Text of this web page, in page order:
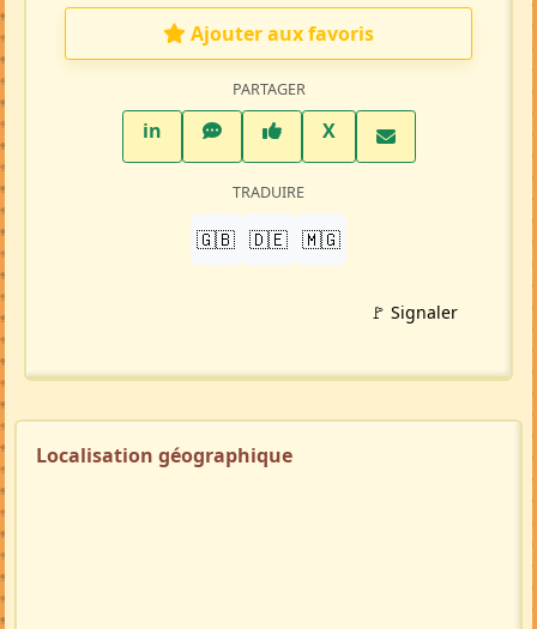
Ajouter aux favoris
PARTAGER
inLinkedInWhatsAppFacebook
XTwitter X
TRADUIRE
🇬🇧 🇩🇪 🇲🇬
🚩 Signaler
Localisation géographique